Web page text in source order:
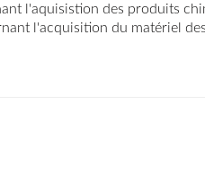
l'aquisistion des produits
l'acquisition du matériel